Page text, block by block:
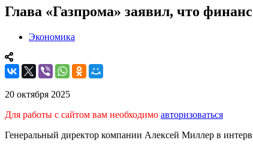
Глава «Газпрома» заявил, что
Экономика
20 октября 2025
Для работы с сайтом вам необходимо авторизоваться
Генеральный директор компании Алексей Миллер в